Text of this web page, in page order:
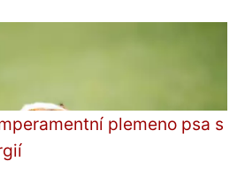
plemeno psa s